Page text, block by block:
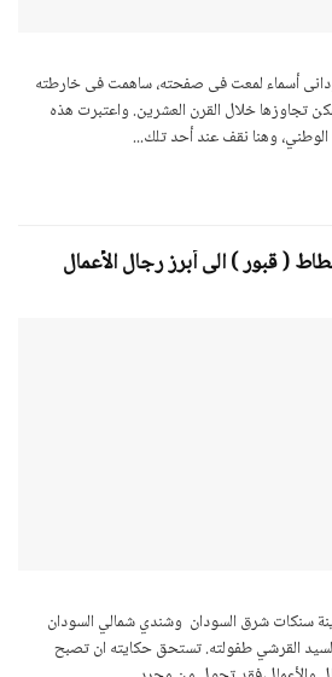
أسماء لمعت فى صفحته، ساهمت فى خارطته
تجاوزها خلال القرن العشرين. واعتبرت هذه
الوطني، وهنا نقف عند أحد تلك...
( قبور ) الى أبرز رجال الأعمال
سنكات شرق السودان وشندي شمالي السودان
القرشي طفولته. تستحق حكايته ان تصبح